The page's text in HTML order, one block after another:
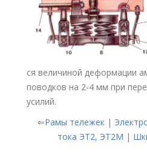
ся величиной деформации
поводков на 2-4 мм при
усилий.
⇐Рамы тележек|
тока ЭТ2, ЭТ2М |